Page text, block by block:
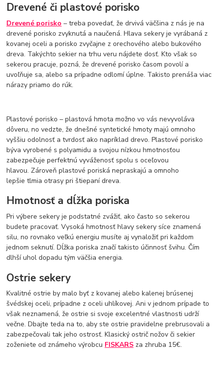
Drevené či plastové porisko
Drevené porisko – treba povedať, že drvivá väčšina z nás je na
drevené porisko zvyknutá a naučená. Hlava sekery je vyrábaná z
kovanej oceli a porisko zvyčajne z orechového alebo bukového
dreva. Takýchto sekier na trhu veru nájdete dosť. Kto však so
sekerou pracuje, pozná, že drevené porisko časom povolí a
uvoľňuje sa, alebo sa prípadne odlomí úplne. Takisto prenáša viac
nárazy priamo do rúk.
Plastové porisko – plastová hmota možno vo vás nevyvoláva
dôveru, no vedzte, že dnešné syntetické hmoty majú omnoho
vyššiu odolnosť a tvrdosť ako napríklad drevo. Plastové porisko
býva vyrobené s polyamidu a svojou nízkou hmotnosťou
zabezpečuje perfektnú vyváženosť spolu s oceľovou
hlavou. Zároveň plastové poriská nepraskajú a omnoho
lepšie tlmia otrasy pri štiepaní dreva.
Hmotnosť a dĺžka poriska
Pri výbere sekery je podstatné zvážiť, ako často so sekerou
budete pracovať. Vysoká hmotnosť hlavy sekery síce znamená
silu, no rovnako veľkú energiu musíte aj vynaložiť pri každom
jednom seknutí. Dĺžka poriska značí takisto účinnosť švihu. Čím
dlhší uhol dopadu tým väčšia energia.
Ostrie sekery
Kvalitné ostrie by malo byť z kovanej alebo kalenej brúsenej
švédskej oceli, prípadne z oceli uhlíkovej. Ani v jednom prípade to
však neznamená, že ostrie si svoje excelentné vlastnosti udrží
večne. Dbajte teda na to, aby ste ostrie pravidelne prebrusovali a
zabezpečovali tak jeho ostrosť. Klasický ostrič nožov či sekier
zoženiete od známeho výrobcu FISKARS za zhruba 15€.